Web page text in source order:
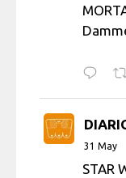
31 May
STAR